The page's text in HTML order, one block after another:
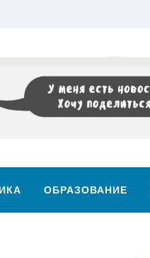
ОБРАЗОВАНИЕ